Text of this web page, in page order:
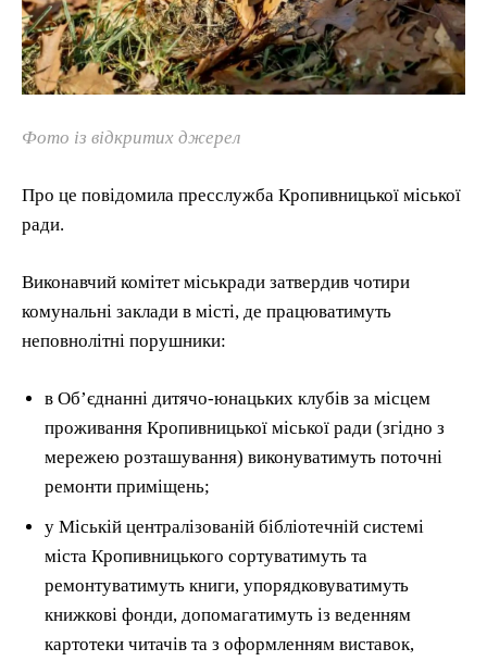
Фото із відкритих джерел
Про це повідомила пресслужба Кропивницької міської
ради.
Виконавчий комітет міськради затвердив чотири
комунальні заклади в місті, де працюватимуть
неповнолітні порушники:
в Об’єднанні дитячо-юнацьких клубів за місцем
проживання Кропивницької міської ради (згідно з
мережею розташування) виконуватимуть поточні
ремонти приміщень;
у Міській централізованій бібліотечній системі
міста Кропивницького сортуватимуть та
ремонтуватимуть книги, упорядковуватимуть
книжкові фонди, допомагатимуть із веденням
картотеки читачів та з оформленням виставок,